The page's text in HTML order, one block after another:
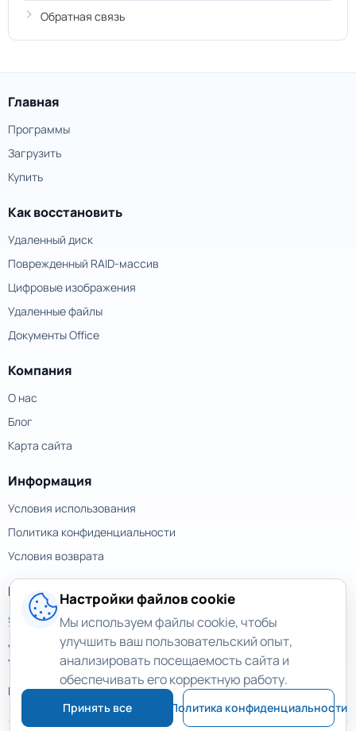
Обратная связь
Главная
Программы
Загрузить
Купить
Как восстановить
Удаленный диск
Поврежденный RAID-массив
Цифровые изображения
Удаленные файлы
Документы Office
Компания
О нас
Блог
Карта сайта
Информация
Условия использования
Политика конфиденциальности
Условия возврата
Контакты
support@magicuneraser.com
ул. Большая Васильковская, 77а
Украина, Киев
Еще контакты >
Настройки файлов cookie
Мы используем файлы cookie, чтобы
улучшить ваш пользовательский опыт,
анализировать посещаемость сайта и
обеспечивать его корректную работу.
Принять все Политика конфиденциальности